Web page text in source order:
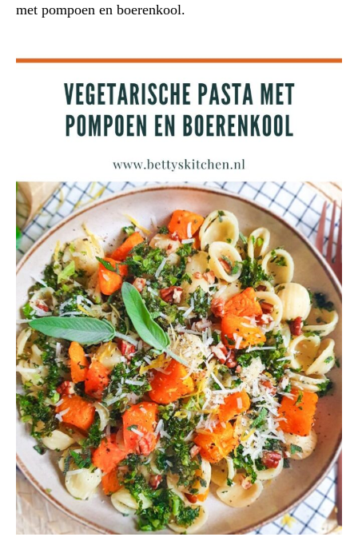
met pompoen en boerenkool.